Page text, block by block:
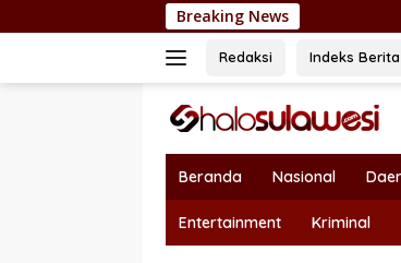
ke
Breaking News
Redaksi Indeks Berita
Beranda Nasional
Entertainment Kriminal